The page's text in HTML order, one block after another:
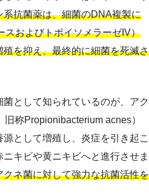
系抗菌薬は、細菌のDNA複製に
スおよびトポイソメラーゼIV）
を抑え、最終的に細菌を死滅さ
として知られているのが、アク
称Propionibacterium acnes）
として増殖し、炎症を引き起こ
キビや黄ニキビへと進行させま
ネ菌に対して強力な抗菌活性を